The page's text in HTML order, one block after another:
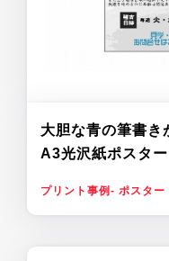
大胆な青の筆書き
A3光沢紙ポスター
プリント事例- ポスター